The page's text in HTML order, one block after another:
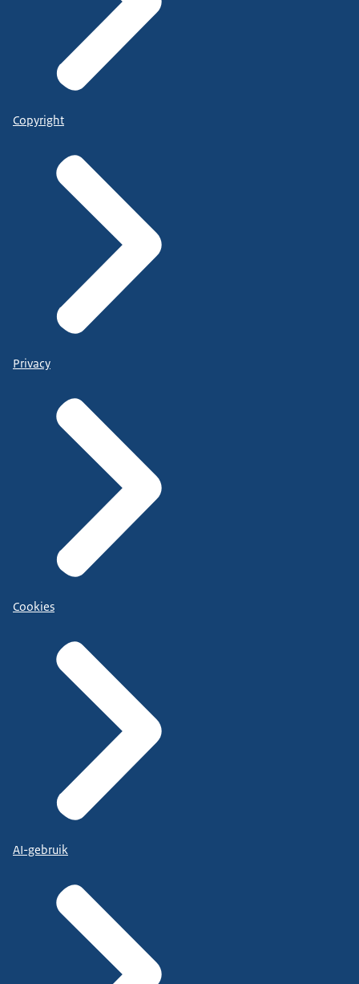
Copyright
Privacy
Cookies
AI-gebruik